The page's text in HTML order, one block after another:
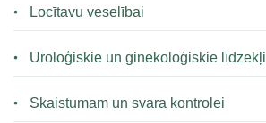
Locītavu veselībai
Uroloģiskie un ginekoloģiskie līdzekļi
Skaistumam un svara kontrolei